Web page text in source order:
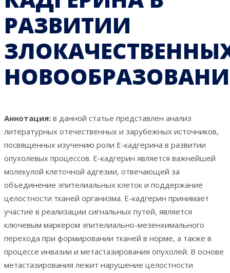
РАЗВИТИИ
Аннотация: в данной статье представлен анализ
литературных отечественных и зарубежных источников,
посвященных изучению роли Е-кадгерина в развитии
опухолевых процессов. Е-кадгерин является важнейшей
молекулой клеточной адгезии, отвечающей за
объединение эпителиальных клеток и поддержание
целостности тканей организма. Е-кадгерин принимает
участие в реализации сигнальных путей, является
ключевым маркером эпителиально-мезенхимального
перехода при формировании тканей в норме, а также в
процессе инвазии и метастазирования опухолей. В основе
метастазирования лежит нарушение целостности